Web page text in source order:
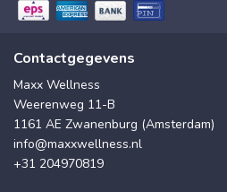
Contactgegevens
Maxx Wellness
Weerenweg 11-B
1161 AE Zwanenburg (Amsterdam)
info@maxxwellness.nl
+31 204970819